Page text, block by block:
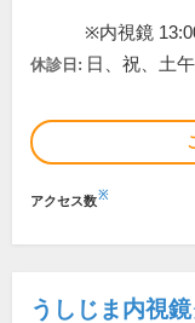
※内視鏡
休診日: 日、祝、土
アクセス数※
うしじま内視